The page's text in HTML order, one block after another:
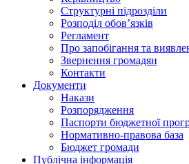
Структурні підрозділи
Розподіл обов’язків
Регламент
Про запобігання та
Звернення громадян
Контакти
Документи
Накази
Розпорядження
Паспорти бюджетної
Нормативно-правова база
Бюджет громади
Публічна інформація